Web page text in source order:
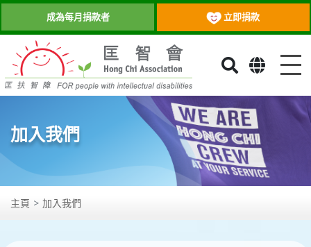
成為每月捐款者 立即捐款
目錄
加入我們
主頁 加入我們